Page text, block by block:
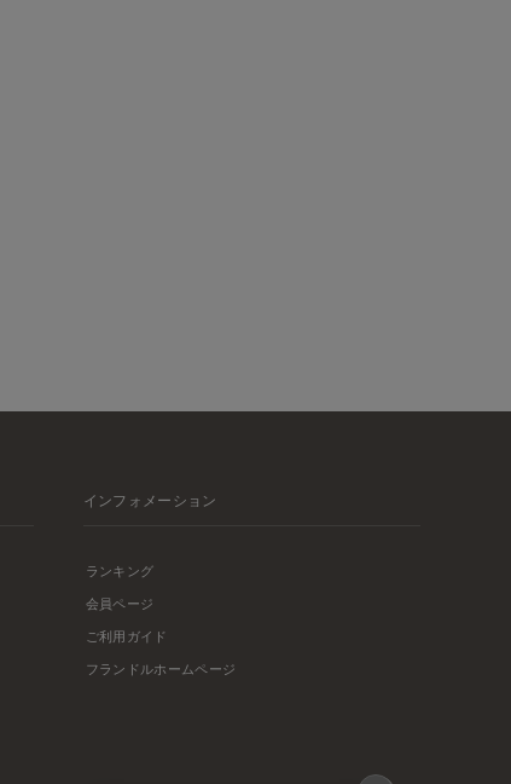
インフォメーション
ランキング
会員ページ
ご利用ガイド
フランドルホームページ